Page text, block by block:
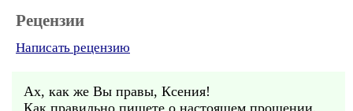
Рецензии
Написать рецензию
Ах, как же Вы правы, Ксения!
Как правильно пишете о настоящем прощении,